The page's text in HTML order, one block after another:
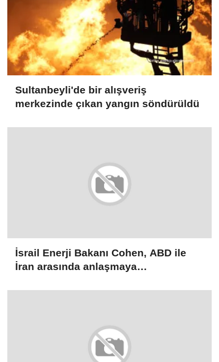
Sultanbeyli'de bir alışveriş
merkezinde çıkan yangın söndürüldü
İsrail Enerji Bakanı Cohen, ABD ile
İran arasında anlaşmaya
olacağını söyledi